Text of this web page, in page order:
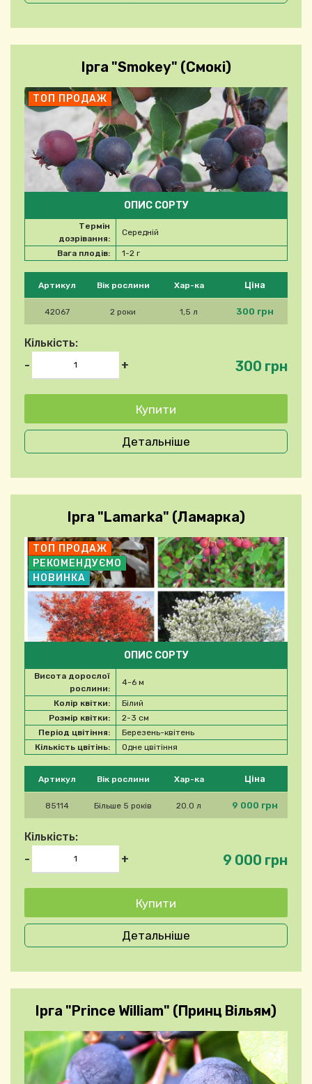
Ірга "Smokey" (Смокі)
ТОП ПРОДАЖ
Будь ласка, виберіть продукт
Артикул Вік рослини Хар-ка Ціна
42067 2 роки 1,5 л 300 грн
Кількість:
-
+ 300 грн
ОПИС СОРТУ
Термін
дозрівання:
Середній
Вага плодів: 1-2 г
Детальніше
Ірга "Lamarka" (Ламарка)
ТОП ПРОДАЖ
РЕКОМЕНДУЄМО
НОВИНКА
Будь ласка, виберіть продукт
Артикул Вік рослини Хар-ка Ціна
85114 Більше 5 років 20.0 л 9 000 грн
Кількість:
-
+ 9 000 грн
ОПИС СОРТУ
Висота дорослої
рослини:
4-6 м
Колір квітки:
Білий
Розмір квітки:
2-3 см
Період цвітіння:
Березень-квітень
Кількість цвітінь:
Одне цвітіння
Детальніше
Ірга "Prince William" (Принц Вільям)